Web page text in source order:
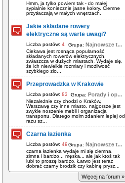
Hmm, ja tylko powiem tak - do małej
sypialnie koniecznie jasne kolory. Ciemne
przytłaczają w małych wnętrzach.
Jakie składane rowery
elektryczne są warte uwagi?
Liczba postów: 4 Grupa: Najnowsze t...
Ciekawa jest rosnąca popularność
składanych rowerów elektrycznych,
zwłaszcza w dużych miastach. Wydaje się,
że ich niewielkie rozmiary i możliwość
szybkiego zło...
Przeprowadzka w Krakowie
Liczba postów: 83 Grupa: Porady i op...
Niezależnie czy chodzi o Kraków,
Warszawę czy inne miasto, najgorsze jest
zwykle noszenie mebli i organizacja
transportu. Dlatego moim zdaniem lepiej od
razu sz...
Czarna łazienka
Liczba postów: 49Grupa: Najnowsze t...
czarna łazienka wydaje mi się ciemna,
zimna i bardzo... męska... ale jak ktoś tak
lubi to proszę bardzo. Łatwo jest teraz
dobrać czarny brodzik czy kabinę prysz...
Więcej na forum »